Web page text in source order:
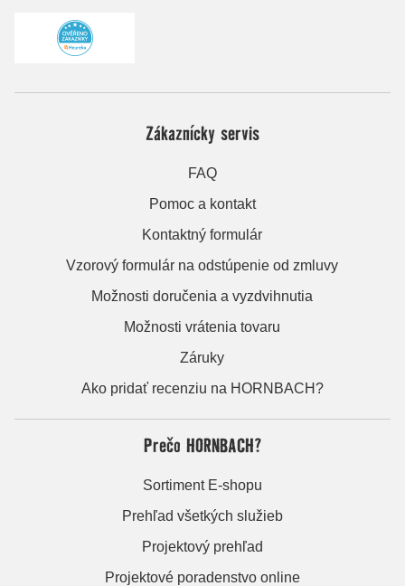
Zákaznícky servis
FAQ
Pomoc a kontakt
Kontaktný formulár
Vzorový formulár na odstúpenie od zmluvy
Možnosti doručenia a vyzdvihnutia
Možnosti vrátenia tovaru
Záruky
Ako pridať recenziu na HORNBACH?
Prečo HORNBACH?
Sortiment E-shopu
Prehľad všetkých služieb
Projektový prehľad
Projektové poradenstvo online